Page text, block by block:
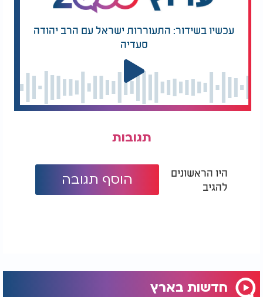
עכשיו בשידור: התעוררות ישראל עם הרב יהודה
סעדיה
תגובות
היו הראשונים
להגיב
הוסף תגובה
חדשות בארץ